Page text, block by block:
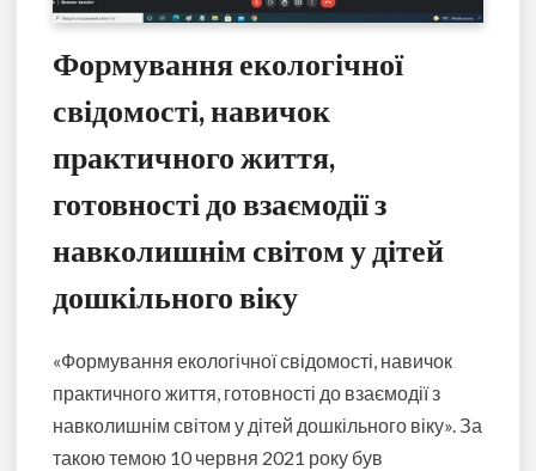
Формування екологічної
свідомості, навичок
практичного життя,
готовності до взаємодії з
навколишнім світом у дітей
дошкільного віку
«Формування екологічної свідомості, навичок
практичного життя, готовності до взаємодії з
навколишнім світом у дітей дошкільного віку». За
такою темою 10 червня 2021 року був